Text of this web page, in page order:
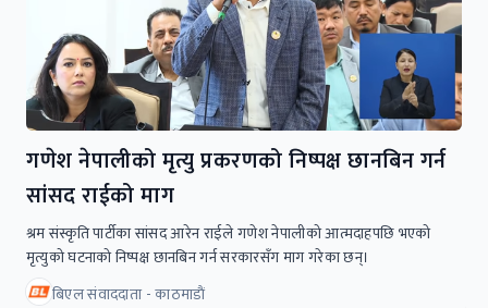
गणेश नेपालीको मृत्यु प्रकरणको निष्पक्ष छानबिन गर्न
सांसद राईको माग
श्रम संस्कृति पार्टीका सांसद आरेन राईले गणेश नेपालीको आत्मदाहपछि भएको
मृत्युको घटनाको निष्पक्ष छानबिन गर्न सरकारसँग माग गरेका छन्।
बिएल संवाददाता - काठमाडाैं